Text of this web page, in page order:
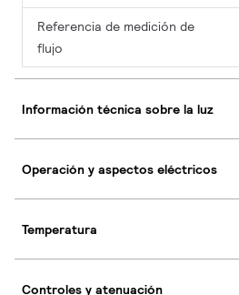
Referencia de medición de
flujo
Información técnica sobre la luz
Operación y aspectos eléctricos
Temperatura
Controles y atenuación